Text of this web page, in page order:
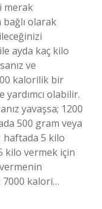
merak
bağlı olarak
ayda kaç kilo
ve
kalorilik bir
olabilir.
yavaşsa; 1200
500 gram veya
haftada 5 kilo
kilo vermek için
7000 kalori…